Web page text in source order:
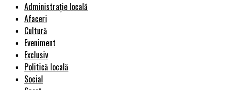
Administrație locală
Afaceri
Cultură
Eveniment
Exclusiv
Politică locală
Social